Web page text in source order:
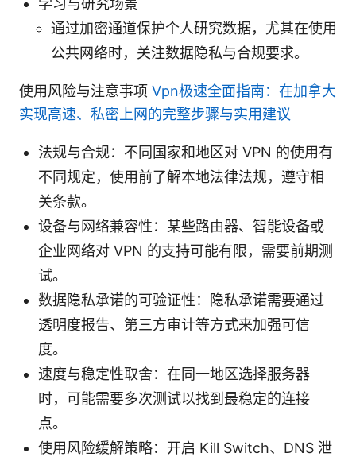
学习与研究场景
通过加密通道保护个人研究数据，尤其在使用
公共网络时，关注数据隐私与合规要求。
使用风险与注意事项 Vpn极速全面指南：在加拿大
实现高速、私密上网的完整步骤与实用建议
法规与合规：不同国家和地区对 VPN 的使用有
不同规定，使用前了解本地法律法规，遵守相
关条款。
设备与网络兼容性：某些路由器、智能设备或
企业网络对 VPN 的支持可能有限，需要前期测
试。
数据隐私承诺的可验证性：隐私承诺需要通过
透明度报告、第三方审计等方式来加强可信
度。
速度与稳定性取舍：在同一地区选择服务器
时，可能需要多次测试以找到最稳定的连接
点。
使用风险缓解策略：开启 Kill Switch、DNS 泄